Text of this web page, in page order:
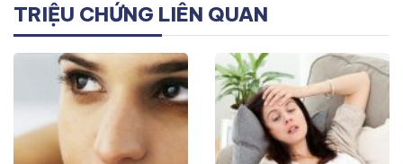
TRIỆU CHỨNG LIÊN QUAN